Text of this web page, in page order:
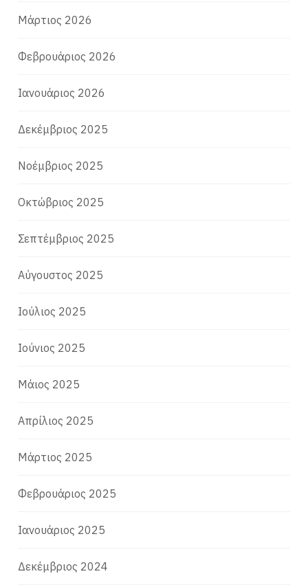
Μάρτιος 2026
Φεβρουάριος 2026
Ιανουάριος 2026
Δεκέμβριος 2025
Νοέμβριος 2025
Οκτώβριος 2025
Σεπτέμβριος 2025
Αύγουστος 2025
Ιούλιος 2025
Ιούνιος 2025
Μάιος 2025
Απρίλιος 2025
Μάρτιος 2025
Φεβρουάριος 2025
Ιανουάριος 2025
Δεκέμβριος 2024